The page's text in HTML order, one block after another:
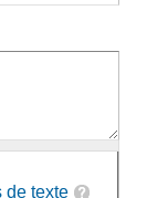
de texte